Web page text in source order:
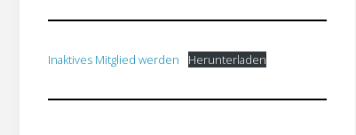
Inaktives Mitglied werden Herunterladen